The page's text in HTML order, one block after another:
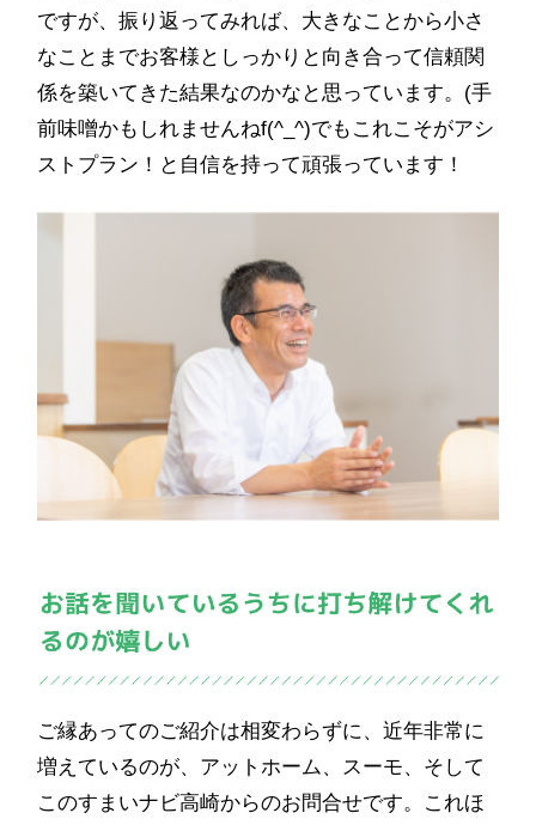
ですが、振り返ってみれば、大きなことから小さ
なことまでお客様としっかりと向き合って信頼関
係を築いてきた結果なのかなと思っています。(手
前味噌かもしれませんねf(^_^)でもこれこそがアシ
ストプラン！と自信を持って頑張っています！
ご縁あってのご紹介は相変わらずに、近年非常に
増えているのが、アットホーム、スーモ、そして
このすまいナビ高崎からのお問合せです。これほ